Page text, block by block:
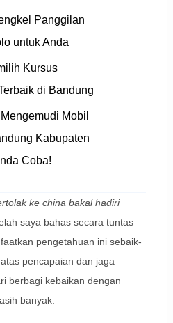
Panggilan
untuk Anda
Kursus
di Bandung
Mobil
Kabupaten
Coba!
ke china bakal hadiri
saya bahas secara tuntas
pengetahuan ini sebaik-
pencapaian dan jaga
berbagi kebaikan dengan
banyak.